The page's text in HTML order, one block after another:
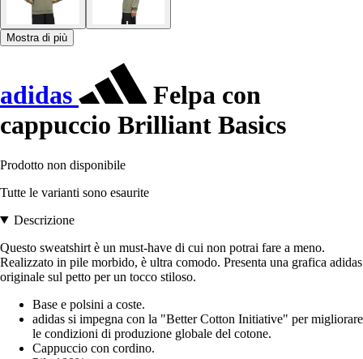
Mostra di più
adidas
Felpa con
cappuccio Brilliant Basics
Prodotto non disponibile
Tutte le varianti sono esaurite
Descrizione
Questo sweatshirt è un must-have di cui non potrai fare a meno.
Realizzato in pile morbido, è ultra comodo. Presenta una grafica adidas
originale sul petto per un tocco stiloso.
Base e polsini a coste.
adidas si impegna con la "Better Cotton Initiative" per migliorare
le condizioni di produzione globale del cotone.
Cappuccio con cordino.